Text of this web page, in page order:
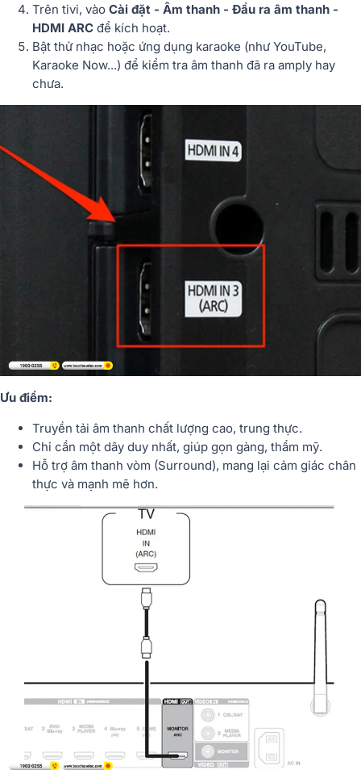
Trên tivi, vào Cài đặt - Âm thanh - Đầu ra âm thanh -
HDMI ARC để kích hoạt.
Bật thử nhạc hoặc ứng dụng karaoke (như YouTube,
Karaoke Now...) để kiểm tra âm thanh đã ra amply hay
chưa.
Ưu điểm:
Truyền tải âm thanh chất lượng cao, trung thực.
Chỉ cần một dây duy nhất, giúp gọn gàng, thẩm mỹ.
Hỗ trợ âm thanh vòm (Surround), mang lại cảm giác chân
thực và mạnh mẽ hơn.